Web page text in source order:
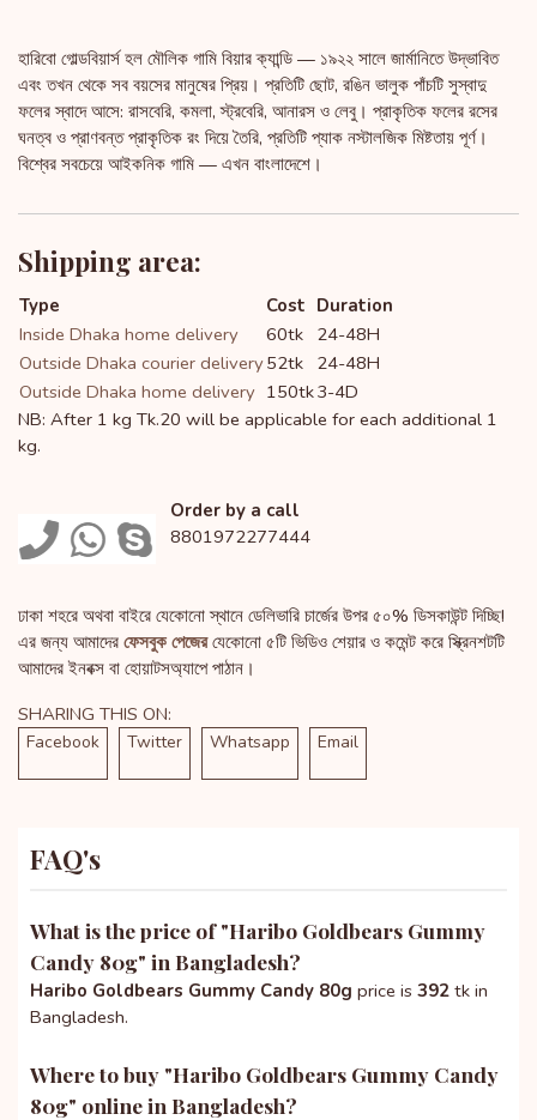
হারিবো গোল্ডবিয়ার্স হল মৌলিক গামি বিয়ার ক্যান্ডি — ১৯২২ সালে জার্মানিতে উদ্ভাবিত
এবং তখন থেকে সব বয়সের মানুষের প্রিয়। প্রতিটি ছোট, রঙিন ভালুক পাঁচটি সুস্বাদু
ফলের স্বাদে আসে: রাসবেরি, কমলা, স্ট্রবেরি, আনারস ও লেবু। প্রাকৃতিক ফলের রসের
ঘনত্ব ও প্রাণবন্ত প্রাকৃতিক রং দিয়ে তৈরি, প্রতিটি প্যাক নস্টালজিক মিষ্টতায় পূর্ণ।
বিশ্বের সবচেয়ে আইকনিক গামি — এখন বাংলাদেশে।
Shipping area:
Type Cost Duration
Inside Dhaka home delivery
60tk 24-48H
Outside Dhaka courier delivery52tk 24-48H
Outside Dhaka home delivery 150tk3-4D
NB: After 1 kg Tk.20 will be applicable for each additional 1
kg.
Order by a call
8801972277444
ঢাকা শহরে অথবা বাইরে যেকোনো স্থানে ডেলিভারি চার্জের উপর ৫০% ডিসকাউন্ট দিচ্ছি!
এর জন্য আমাদের ফেসবুক পেজেরযেকোনো ৫টি ভিডিও শেয়ার ও কমেন্ট করে স্ক্রিনশটটি
আমাদের ইনবক্স বা হোয়াটসঅ্যাপে পাঠান।
SHARING THIS ON:
Facebook Twitter Whatsapp Email
FAQ's
What is the price of "Haribo Goldbears Gummy
Candy 80g" in Bangladesh?
Haribo Goldbears Gummy Candy 80g price is 392 tk in
Bangladesh.
Where to buy "Haribo Goldbears Gummy Candy
80g" online in Bangladesh?